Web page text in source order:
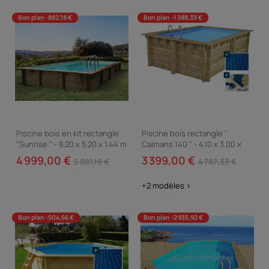
Bon plan -882,18 €
Piscine bois en kit rectangle
"Sunrise " - 8.20 x 5.20 x 1.44 m
4 999,00 € 5 881,18 €
Bon plan -1 388,33 €
Piscine bois rectangle "
Caimans 140 " - 4.10 x 3.00 x
1.39 m + Bâche à bulles 180 µ -
Bâche...
3 399,00 € 4 787,33 €
+2 modèles >
Bon plan -504,66 € Bon plan -2 935,92 €